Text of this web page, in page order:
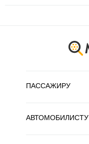
ПАССАЖИРУ
АВТОМОБИЛИСТУ